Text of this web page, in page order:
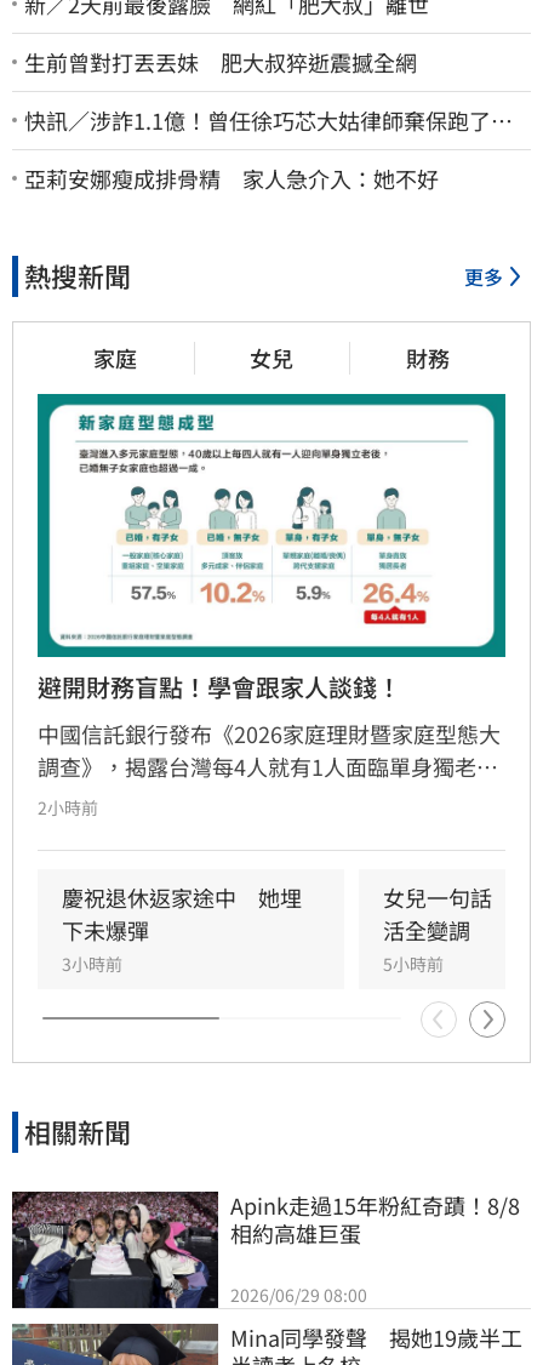
生前曾對打丟丟妹 肥大叔猝逝震撼全網
快訊／涉詐1.1億！曾任徐巧芯大姑律師棄保跑了…
媽也離境 桃檢發通緝
亞莉安娜瘦成排骨精 家人急介入：她不好
熱搜新聞 更多
家庭 女兒 財務
避開財務盲點！學會跟家人談錢！
中國信託銀行發布《2026家庭理財暨家庭型態大
調查》，揭露台灣每4人就有1人面臨單身獨老。
儘管逾七成國人準備退休金，卻因缺乏長照規劃
排財務代理；「已婚有子女」者則出現「重子
女、輕老本」失衡現象。專家提出「TALK」理財
心法，建議民眾透過目標盤點、專款配置、明確
傳承及安養信託等機制，及早建立樂齡財富防禦
網，避免資產傳承糾紛，確保晚年財務自主與安
全，打造穩健的退休生活藍圖。
2小時前
慶祝退休返家途中　她埋
下未爆彈
3小時前
女兒一句話　
活全變調
5小時前
相關新聞
Apink走過15年粉紅奇蹟！8/8
相約高雄巨蛋
2026/06/29 08:00
Mina同學發聲　揭她19歲半工